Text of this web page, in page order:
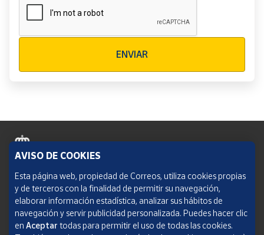
ENVIAR
Política de cookies
Aviso legal
Condiciones del servicio
AVISO DE COOKIES
Esta página web, propiedad de Correos, utiliza cookies propias
y de terceros con la finalidad de permitir su navegación,
elaborar información estadística, analizar sus hábitos de
navegación y servir publicidad personalizada. Puedes hacer clic
en Aceptar todas para permitir el uso de todas las cookies.